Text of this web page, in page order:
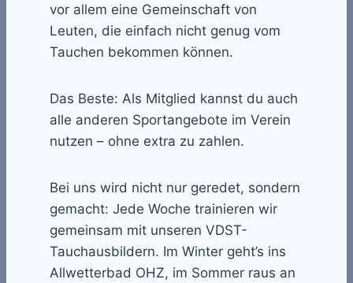
vor allem eine Gemeinschaft von
Leuten, die einfach nicht genug vom
Tauchen bekommen können.
Das Beste: Als Mitglied kannst du auch
alle anderen Sportangebote im Verein
nutzen – ohne extra zu zahlen.
Bei uns wird nicht nur geredet, sondern
gemacht: Jede Woche trainieren wir
gemeinsam mit unseren VDST-
Tauchausbildern. Im Winter geht’s ins
Allwetterbad OHZ, im Sommer raus an